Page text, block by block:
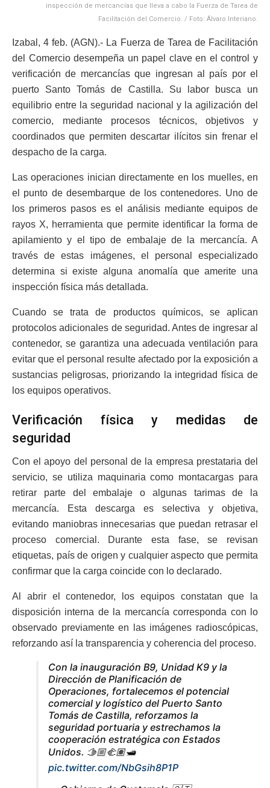
inspección de mercancías que lleva a cabo la Fuerza de Tarea de
Facilitación del Comercio. / Foto: Álvaro Interiano.
Izabal, 4 feb. (AGN).- La Fuerza de Tarea de Facilitación
del Comercio desempeña un papel clave en el control y
verificación de mercancías que ingresan al país por el
puerto Santo Tomás de Castilla. Su labor busca un
equilibrio entre la seguridad nacional y la agilización del
comercio, mediante procesos técnicos, objetivos y
coordinados que permiten descartar ilícitos sin frenar el
despacho de la carga.
Las operaciones inician directamente en los muelles, en
el punto de desembarque de los contenedores. Uno de
los primeros pasos es el análisis mediante equipos de
rayos X, herramienta que permite identificar la forma de
apilamiento y el tipo de embalaje de la mercancía. A
través de estas imágenes, el personal especializado
determina si existe alguna anomalía que amerite una
inspección física más detallada.
Cuando se trata de productos químicos, se aplican
protocolos adicionales de seguridad. Antes de ingresar al
contenedor, se garantiza una adecuada ventilación para
evitar que el personal resulte afectado por la exposición a
sustancias peligrosas, priorizando la integridad física de
los equipos operativos.
Verificación física y medidas de
seguridad
Con el apoyo del personal de la empresa prestataria del
servicio, se utiliza maquinaria como montacargas para
retirar parte del embalaje o algunas tarimas de la
mercancía. Esta descarga es selectiva y objetiva,
evitando maniobras innecesarias que puedan retrasar el
proceso comercial. Durante esta fase, se revisan
etiquetas, país de origen y cualquier aspecto que permita
confirmar que la carga coincide con lo declarado.
Al abrir el contenedor, los equipos constatan que la
disposición interna de la mercancía corresponda con lo
observado previamente en las imágenes radioscópicas,
reforzando así la transparencia y coherencia del proceso.
Con la inauguración B9, Unidad K9 y la
Dirección de Planificación de
Operaciones, fortalecemos el potencial
comercial y logístico del Puerto Santo
Tomás de Castilla, reforzamos la
seguridad portuaria y estrechamos la
cooperación estratégica con Estados
Unidos. 🫱🏼‍🫲🏽🛥️
pic.twitter.com/NbGsih8P1P